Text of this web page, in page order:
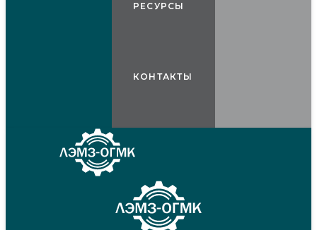
РЕСУРСЫ
КОНТАКТЫ